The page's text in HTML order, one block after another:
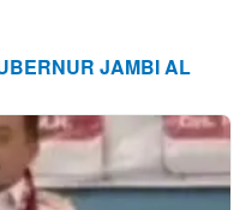
JAMBI AL